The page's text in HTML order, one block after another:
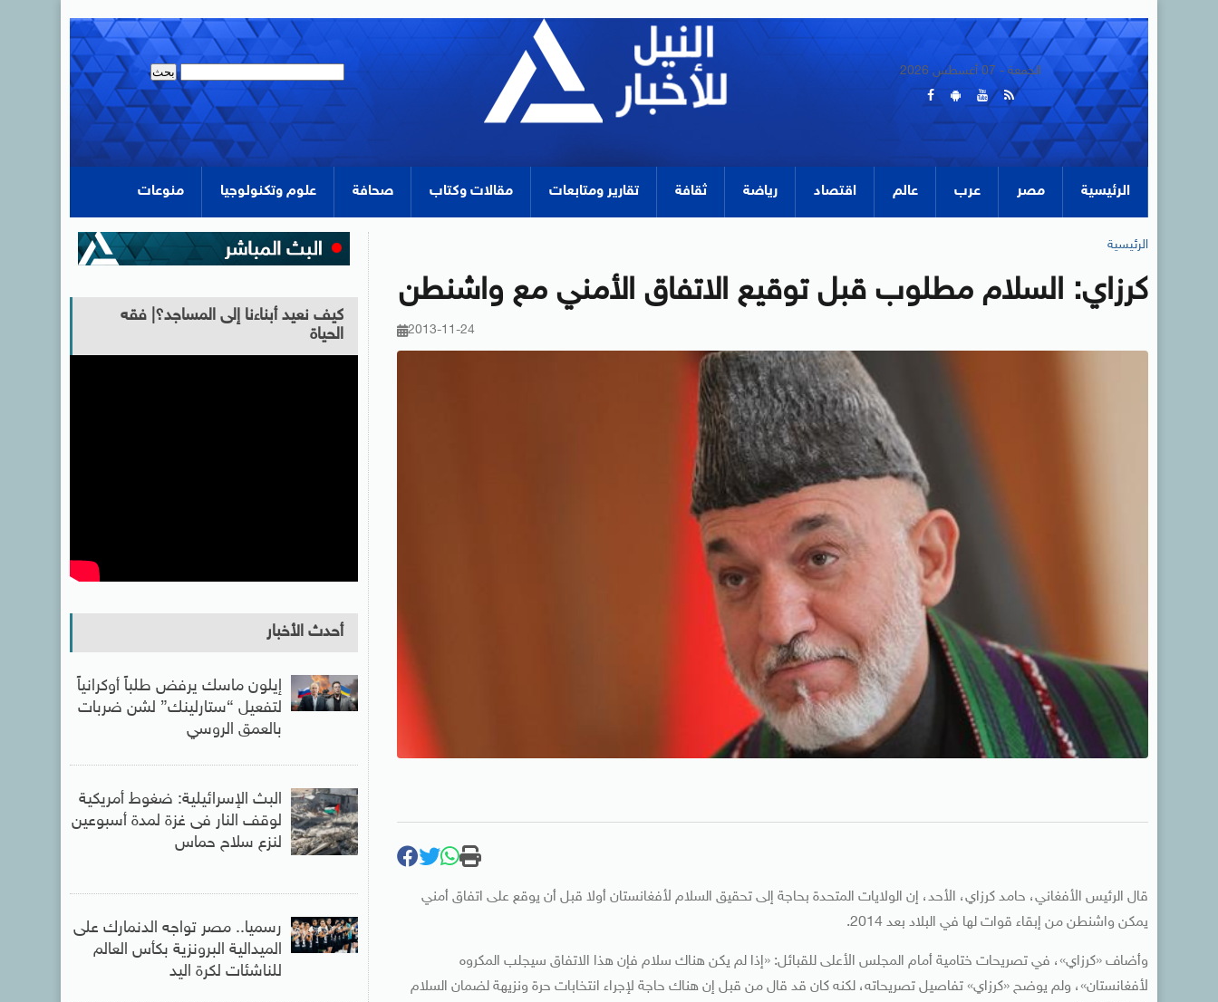
الجمعة - 07 أغسطس 2026
الرئيسية مصر عرب عالم اقتصاد رياضة ثقافة تقارير ومتابعات مقالات وكتاب صحافة علوم وتكنولوجيا منوعات
الرئيسية
كرزاي: السلام مطلوب قبل توقيع الاتفاق الأمني مع واشنطن
2013-11-24
قال الرئيس الأفغاني، حامد كرزاي، الأحد، إن الولايات المتحدة بحاجة إلى تحقيق السلام لأفغانستان أولا قبل أن يوقع على اتفاق أمني
يمكن واشنطن من إبقاء قوات لها في البلاد بعد 2014.
وأضاف «كرزاي»، في تصريحات ختامية أمام المجلس الأعلى للقبائل: «إذا لم يكن هناك سلام فإن هذا الاتفاق سيجلب المكروه
لأفغانستان»، ولم يوضح «كرزاي» تفاصيل تصريحاته، لكنه كان قد قال من قبل إن هناك حاجة لإجراء انتخابات حرة ونزيهة لضمان السلام
كيف نعيد أبناءنا إلى المساجد؟| فقه
الحياة
أحدث الأخبار
إيلون ماسك يرفض طلباً أوكرانياً
لتفعيل “ستارلينك” لشن ضربات
بالعمق الروسي
البث الإسرائيلية: ضغوط أمريكية
لوقف النار فى غزة لمدة أسبوعين
لنزع سلاح حماس
رسميا.. مصر تواجه الدنمارك على
الميدالية البرونزية بكأس العالم
للناشئات لكرة اليد